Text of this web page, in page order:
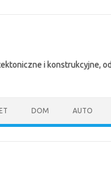
i konstrukcyjne,
DOM AUTO